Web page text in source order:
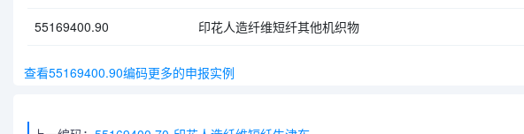
55169400.90 印花人造纤维短纤其他机织物
查看55169400.90编码更多的申报实例